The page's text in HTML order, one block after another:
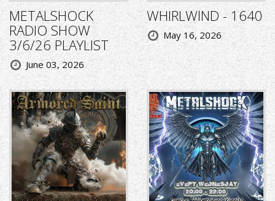
METALSHOCK
RADIO SHOW
3/6/26 PLAYLIST
June 03, 2026
WHIRLWIND - 1640
May 16, 2026